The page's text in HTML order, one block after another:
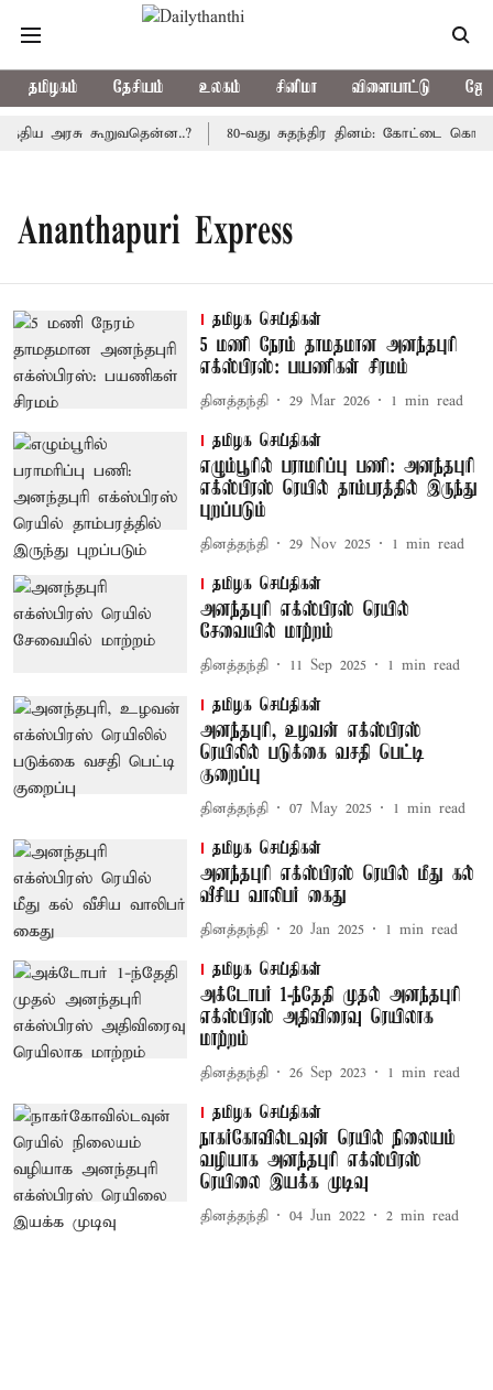
தமிழகம் தேசியம் உலகம் சினிமா விளையாட்டு
அரசு கூறுவதென்ன..? 80-வது சுதந்திர தினம்: கோட்டை
Ananthapuri Express
தமிழக செய்திகள்
5 மணி நேரம் தாமதமான அனந்தபுரி
எக்ஸ்பிரஸ்: பயணிகள் சிரமம்
தினத்தந்தி 29 Mar 2026 1 min read
தமிழக செய்திகள்
எழும்பூரில் பராமரிப்பு பணி: அனந்தபுரி
எக்ஸ்பிரஸ் ரெயில் தாம்பரத்தில் இருந்து
புறப்படும்
தினத்தந்தி 29 Nov 2025 1 min read
தமிழக செய்திகள்
அனந்தபுரி எக்ஸ்பிரஸ் ரெயில்
சேவையில் மாற்றம்
தினத்தந்தி 11 Sep 2025 1 min read
தமிழக செய்திகள்
அனந்தபுரி, உழவன் எக்ஸ்பிரஸ்
ரெயிலில் படுக்கை வசதி பெட்டி
குறைப்பு
தினத்தந்தி 07 May 2025 1 min read
தமிழக செய்திகள்
அனந்தபுரி எக்ஸ்பிரஸ் ரெயில் மீது கல்
வீசிய வாலிபர் கைது
தினத்தந்தி 20 Jan 2025 1 min read
தமிழக செய்திகள்
அக்டோபர் 1-ந்தேதி முதல் அனந்தபுரி
எக்ஸ்பிரஸ் அதிவிரைவு ரெயிலாக
மாற்றம்
தினத்தந்தி 26 Sep 2023 1 min read
தமிழக செய்திகள்
நாகர்கோவில்டவுன் ரெயில் நிலையம்
வழியாக அனந்தபுரி எக்ஸ்பிரஸ்
ரெயிலை இயக்க முடிவு
தினத்தந்தி 04 Jun 2022 2 min read